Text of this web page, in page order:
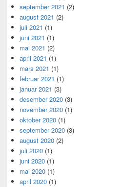
september 2021 (2)
august 2021 (2)
juli 2021 (1)
juni 2021 (1)
mai 2021 (2)
april 2021 (1)
mars 2021 (1)
februar 2021 (1)
januar 2021 (3)
desember 2020 (3)
november 2020 (1)
oktober 2020 (1)
september 2020 (3)
august 2020 (2)
juli 2020 (1)
juni 2020 (1)
mai 2020 (1)
april 2020 (1)